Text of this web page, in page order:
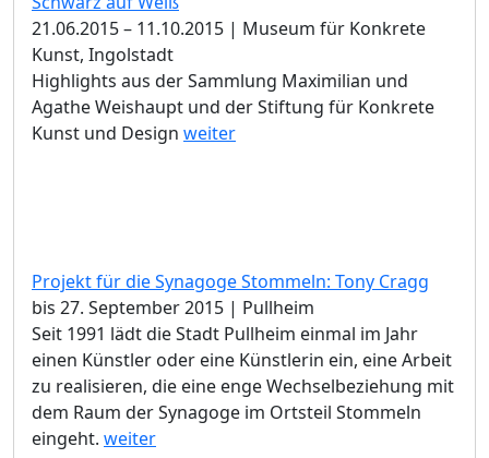
21.06.2015 – 11.10.2015 | Museum für Konkrete
Kunst, Ingolstadt
Highlights aus der Sammlung Maximilian und
Agathe Weishaupt und der Stiftung für Konkrete
Kunst und Design weiter
Projekt für die Synagoge Stommeln: Tony Cragg
bis 27. September 2015 | Pullheim
Seit 1991 lädt die Stadt Pullheim einmal im Jahr
einen Künstler oder eine Künstlerin ein, eine Arbeit
zu realisieren, die eine enge Wechselbeziehung mit
dem Raum der Synagoge im Ortsteil Stommeln
eingeht. weiter